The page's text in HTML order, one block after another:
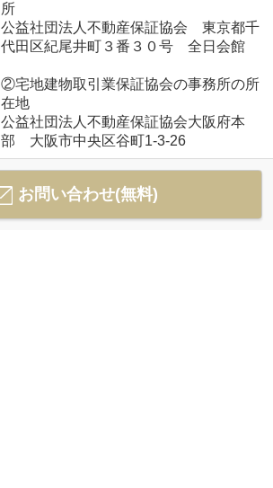
所
公益社団法人不動産保証協会 東京都千
代田区紀尾井町３番３０号 全日会館
②宅地建物取引業保証協会の事務所の所
在地
公益社団法人不動産保証協会大阪府本
部 大阪市中央区谷町1-3-26
お問い合わせ(無料)